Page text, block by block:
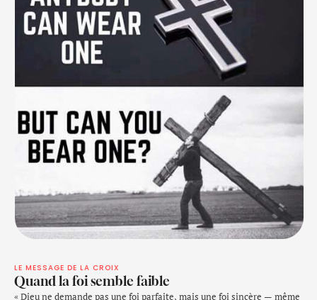
LE MESSAGE DE LA CROIX
Quand la foi semble faible
« Dieu ne demande pas une foi parfaite, mais une foi sincère — même